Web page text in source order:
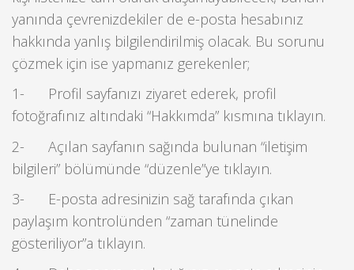
yanında çevrenizdekiler de e-posta hesabınız
hakkında yanlış bilgilendirilmiş olacak. Bu sorunu
çözmek için ise yapmanız gerekenler;
1- Profil sayfanızı ziyaret ederek, profil
fotoğrafınız altındaki “Hakkımda” kısmına tıklayın.
2- Açılan sayfanın sağında bulunan “iletişim
bilgileri” bölümünde “düzenle”ye tıklayın.
3- E-posta adresinizin sağ tarafında çıkan
paylaşım kontrolünden “zaman tünelinde
gösteriliyor”a tıklayın.